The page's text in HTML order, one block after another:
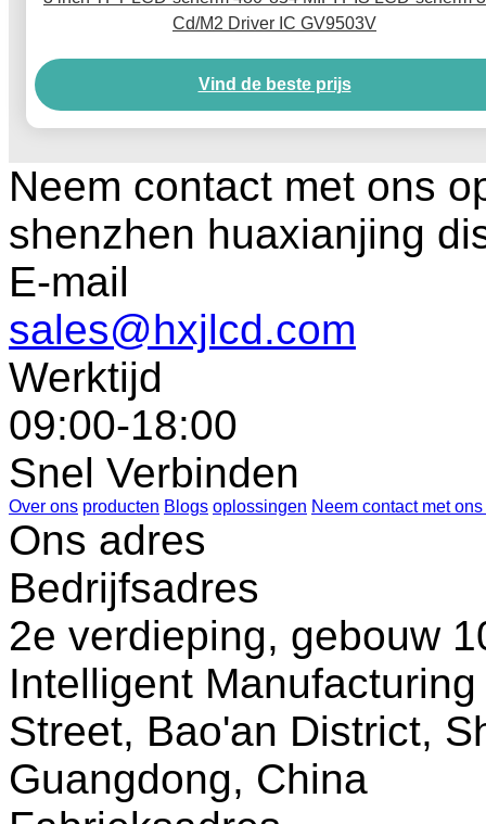
Cd/M2 Driver IC GV9503V
Vind de beste prijs
Neem contact met ons
shenzhen huaxianjing
E-mail
sales@hxjlcd.com
Werktijd
09:00-18:00
Snel Verbinden
Over ons producten Blogs oplossingen Neem contact met
Ons adres
Bedrijfsadres
2e verdieping, gebouw
Intelligent
Street, Bao'an District,
Guangdong, China